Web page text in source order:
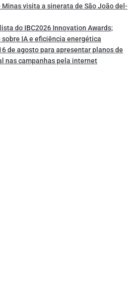
visita a sinerata de São João del-
do IBC2026 Innovation Awards;
IA e eficiência energética
de agosto para apresentar planos de
nas campanhas pela internet